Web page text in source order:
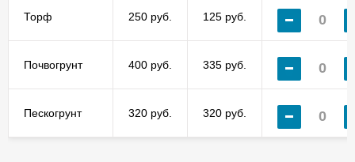
Торф 250 руб. 125 руб.
Почвогрунт 400 руб. 335 руб.
Пескогрунт 320 руб. 320 руб.